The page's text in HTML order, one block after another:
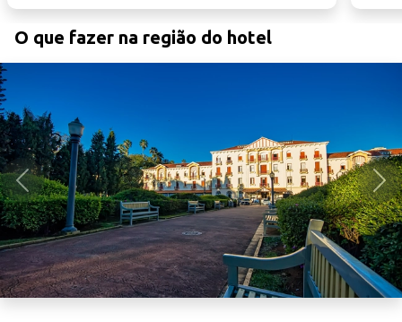
O que fazer na região do hotel
Anterior